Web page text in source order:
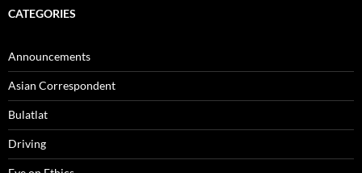
CATEGORIES
Announcements
Asian Correspondent
Bulatlat
Driving